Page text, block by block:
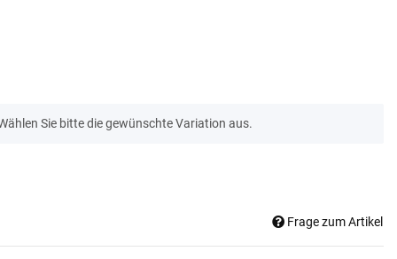
Sie bitte die gewünschte Variation aus.
Frage zum Artikel